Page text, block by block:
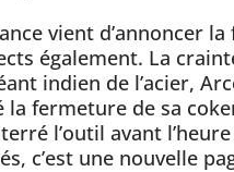
vient d’annoncer
également. La
indien de l’acier,
fermeture de sa
l’outil avant
c’est une nouvelle